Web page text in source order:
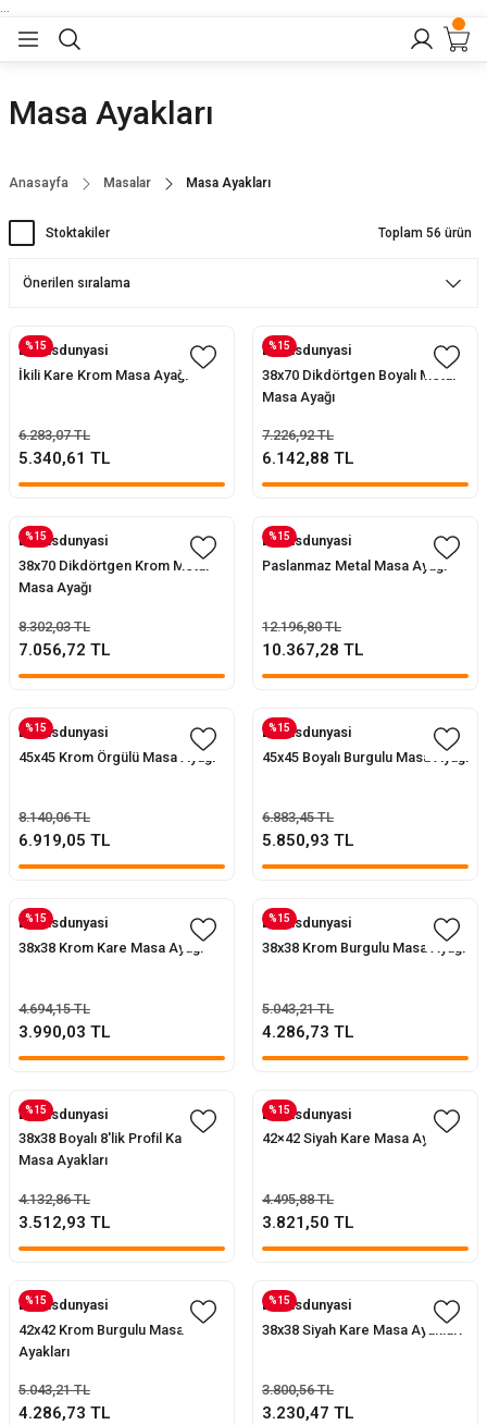
Sandalyesi
Masa Ayakları
Anasayfa Masalar Masa Ayakları
Stoktakiler Toplam 56 ürün
%15
Evofisdunyasi
İkili Kare Krom Masa Ayağı
6.283,07 TL
5.340,61 TL
%15
Evofisdunyasi
38x70 Dikdörtgen Boyalı Metal
Masa Ayağı
7.226,92 TL
6.142,88 TL
%15
Evofisdunyasi
38x70 Dikdörtgen Krom Metal
Masa Ayağı
8.302,03 TL
7.056,72 TL
%15
Evofisdunyasi
Paslanmaz Metal Masa Ayağı
12.196,80 TL
10.367,28 TL
%15
Evofisdunyasi
45x45 Krom Örgülü Masa Ayağı
8.140,06 TL
6.919,05 TL
%15
Evofisdunyasi
45x45 Boyalı Burgulu Masa Ayağı
6.883,45 TL
5.850,93 TL
%15
Evofisdunyasi
38x38 Krom Kare Masa Ayağı
4.694,15 TL
3.990,03 TL
%15
Evofisdunyasi
38x38 Krom Burgulu Masa Ayağı
5.043,21 TL
4.286,73 TL
%15
Evofisdunyasi
38x38 Boyalı 8'lik Profil Kare
Masa Ayakları
4.132,86 TL
3.512,93 TL
%15
Evofisdunyasi
42×42 Siyah Kare Masa Ayakları
4.495,88 TL
3.821,50 TL
%15
Evofisdunyasi
42x42 Krom Burgulu Masa
Ayakları
5.043,21 TL
4.286,73 TL
%15
Evofisdunyasi
38x38 Siyah Kare Masa Ayakları
3.800,56 TL
3.230,47 TL